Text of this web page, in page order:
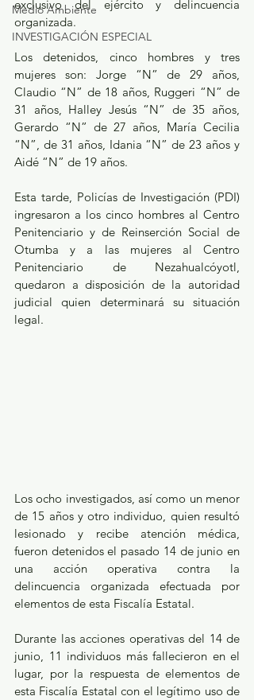
Medio Ambiente
INVESTIGACIÓN ESPECIAL
exclusivo del ejército y delincuencia
organizada.
Los detenidos, cinco hombres y tres
mujeres son: Jorge “N” de 29 años,
Claudio “N” de 18 años, Ruggeri “N” de
31 años, Halley Jesús “N” de 35 años,
Gerardo “N” de 27 años, María Cecilia
“N”, de 31 años, Idania “N” de 23 años y
Aidé “N” de 19 años.
Esta tarde, Policías de Investigación (PDI)
ingresaron a los cinco hombres al Centro
Penitenciario y de Reinserción Social de
Otumba y a las mujeres al Centro
Penitenciario de Nezahualcóyotl,
quedaron a disposición de la autoridad
judicial quien determinará su situación
legal.
Los ocho investigados, así como un menor
de 15 años y otro individuo, quien resultó
lesionado y recibe atención médica,
fueron detenidos el pasado 14 de junio en
una acción operativa contra la
delincuencia organizada efectuada por
elementos de esta Fiscalía Estatal.
Durante las acciones operativas del 14 de
junio, 11 individuos más fallecieron en el
lugar, por la respuesta de elementos de
esta Fiscalía Estatal con el legítimo uso de